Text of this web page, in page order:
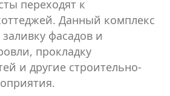
переходят к
Данный комплекс
фасадов и
прокладку
и другие строительно-